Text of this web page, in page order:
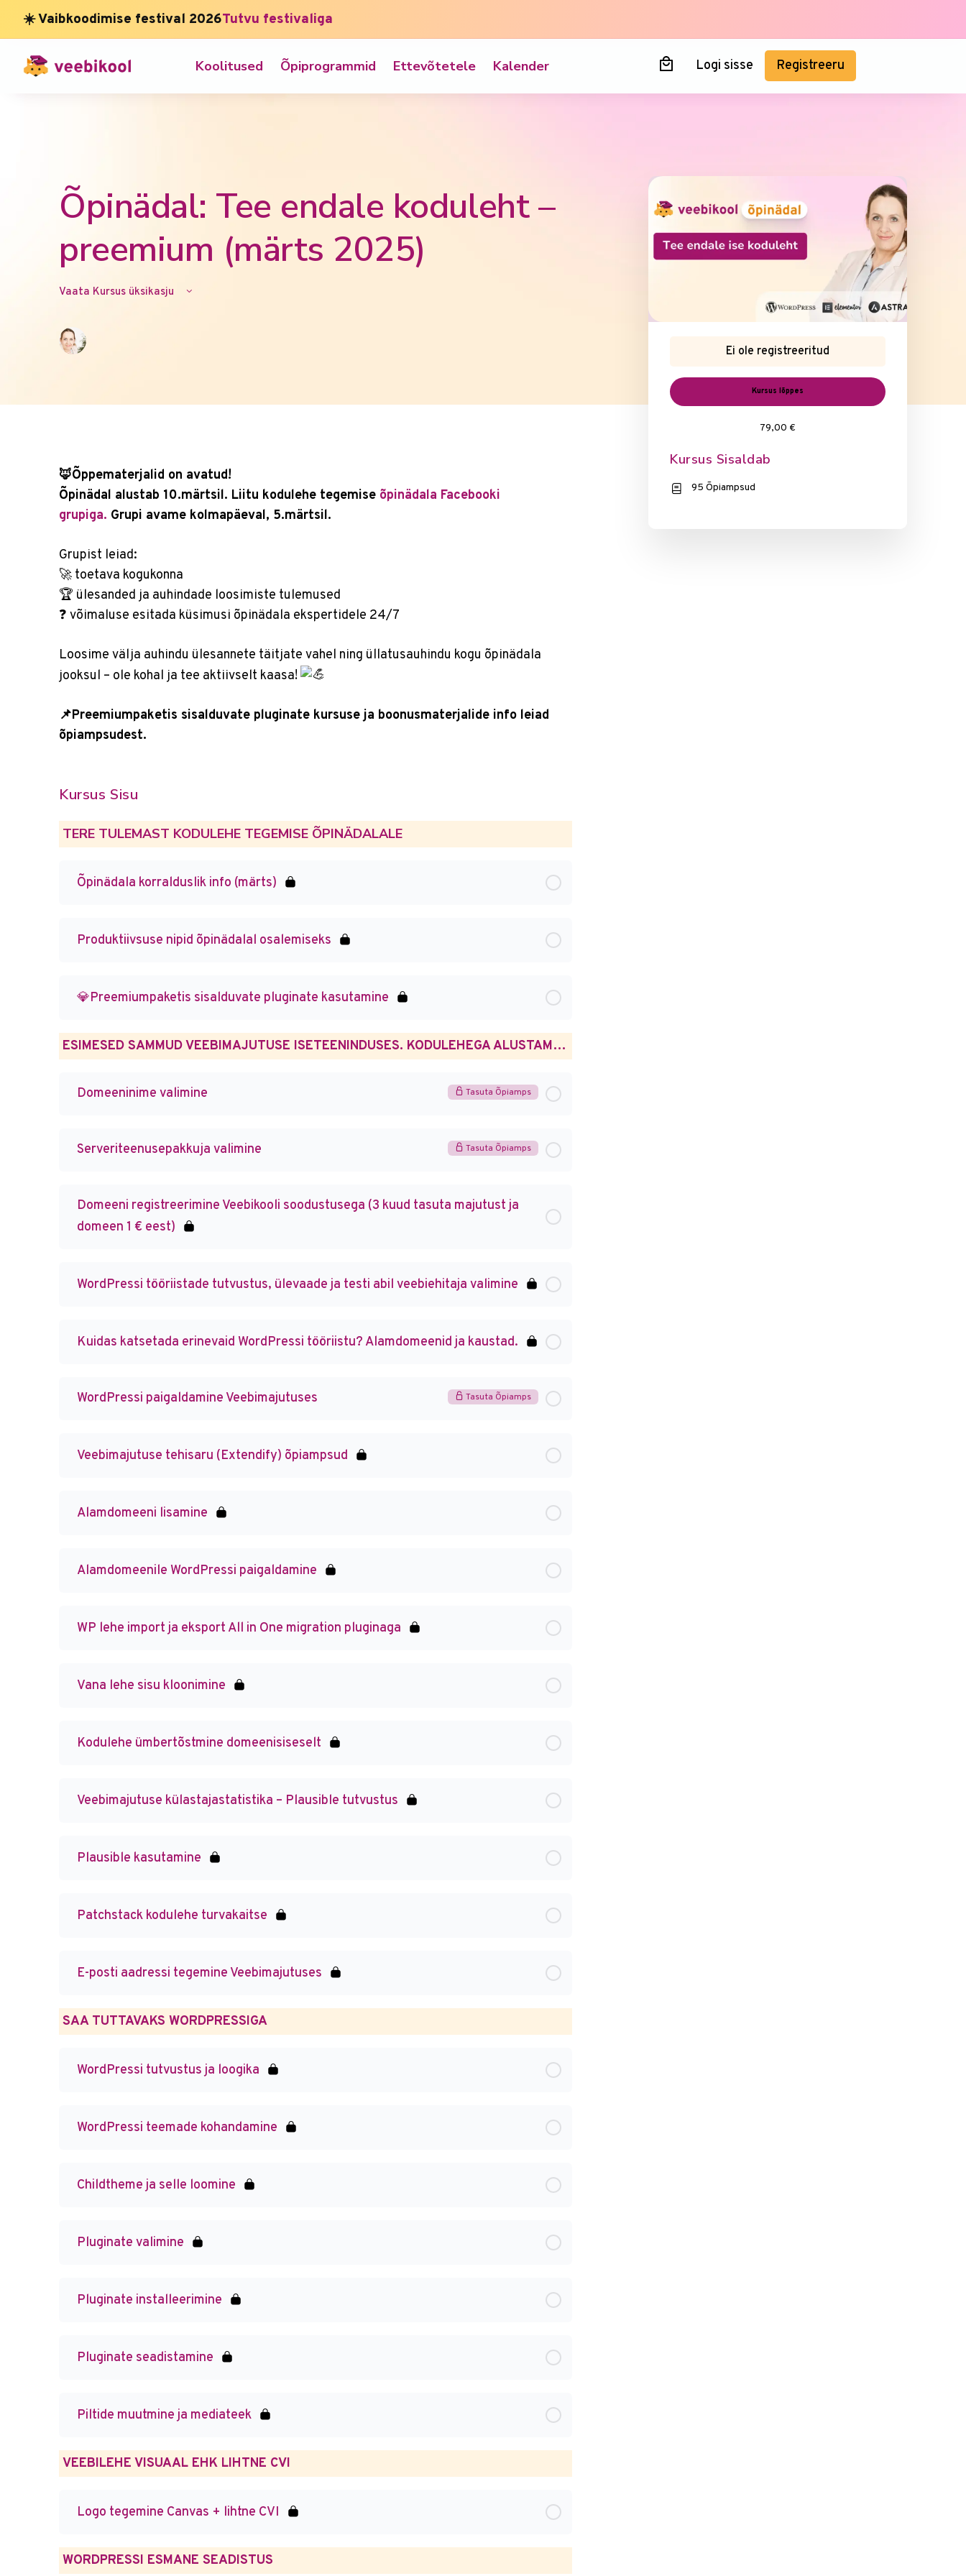
☀️ Vaibkoodimise festival 2026Tutvu festivaliga
Koolitused Õpiprogrammid Ettevõtetele Kalender Logi sisse Registreeru
Õpinädal: Tee endale koduleht –
preemium (märts 2025)
Vaata Kursus üksikasju
🦊Õppematerjalid on avatud!
Õpinädal alustab 10.märtsil. Liitu kodulehe tegemise õpinädala Facebooki
grupiga. Grupi avame kolmapäeval, 5.märtsil.
Grupist leiad:
🚀 toetava kogukonna
🏆 ülesanded ja auhindade loosimiste tulemused
❓ võimaluse esitada küsimusi õpinädala ekspertidele 24/7
Loosime välja auhindu ülesannete täitjate vahel ning üllatusauhindu kogu õpinädala
jooksul – ole kohal ja tee aktiivselt kaasa!
📌Preemiumpaketis sisalduvate pluginate kursuse ja boonusmaterjalide info leiad
õpiampsudest.
Kursus Sisu
TERE TULEMAST KODULEHE TEGEMISE ÕPINÄDALALE
Õpinädala korralduslik info (märts)
Produktiivsuse nipid õpinädalal osalemiseks
💎Preemiumpaketis sisalduvate pluginate kasutamine
ESIMESED SAMMUD VEEBIMAJUTUSE ISETEENINDUSES. KODULEHEGA ALUSTAMINE.
Domeeninime valimine Tasuta Õpiamps
Serveriteenusepakkuja valimine Tasuta Õpiamps
Domeeni registreerimine Veebikooli soodustusega (3 kuud tasuta majutust ja
domeen 1 € eest)
WordPressi tööriistade tutvustus, ülevaade ja testi abil veebiehitaja valimine
Kuidas katsetada erinevaid WordPressi tööriistu? Alamdomeenid ja kaustad.
WordPressi paigaldamine Veebimajutuses Tasuta Õpiamps
Veebimajutuse tehisaru (Extendify) õpiampsud
Alamdomeeni lisamine
Alamdomeenile WordPressi paigaldamine
WP lehe import ja eksport All in One migration pluginaga
Vana lehe sisu kloonimine
Kodulehe ümbertõstmine domeenisiseselt
Veebimajutuse külastajastatistika – Plausible tutvustus
Plausible kasutamine
Patchstack kodulehe turvakaitse
E-posti aadressi tegemine Veebimajutuses
SAA TUTTAVAKS WORDPRESSIGA
WordPressi tutvustus ja loogika
WordPressi teemade kohandamine
Childtheme ja selle loomine
Pluginate valimine
Pluginate installeerimine
Pluginate seadistamine
Piltide muutmine ja mediateek
VEEBILEHE VISUAAL EHK LIHTNE CVI
Logo tegemine Canvas + lihtne CVI
WORDPRESSI ESMANE SEADISTUS
Ei ole registreeritud
Kursus lõppes
79,00 €
Kursus Sisaldab
95 Õpiampsud